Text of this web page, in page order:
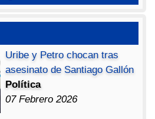
Uribe y Petro chocan tras
asesinato de Santiago Gallón
Política
07 Febrero 2026